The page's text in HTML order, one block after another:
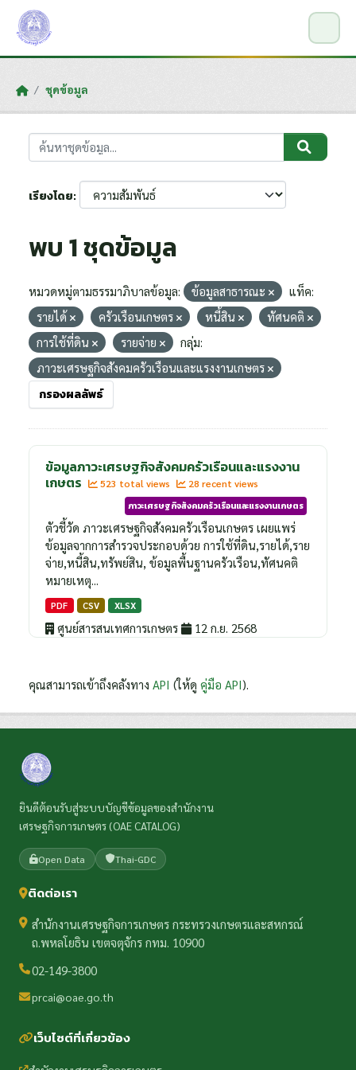
Skip to main content
ชุดข้อมูล
เรียงโดย
พบ 1 ชุดข้อมูล
หมวดหมู่ตามธรรมาภิบาลข้อมูล: ข้อมูลสาธารณะ
แท็ค:
รายได้
ครัวเรือนเกษตร หนี้สิน
ทัศนคติ
การใช้ที่ดิน
รายจ่าย
กลุ่ม:
ภาวะเศรษฐกิจสังคมครัวเรือนและแรงงานเกษตร
กรองผลลัพธ์
ข้อมูลภาวะเศรษฐกิจสังคมครัวเรือนและแรงงาน
เกษตร
523 total views
28 recent views
ภาวะเศรษฐกิจสังคมครัวเรือนและแรงงานเกษตร
ตัวชี้วัด ภาวะเศรษฐกิจสังคมครัวเรือนเกษตร เผยแพร่
ข้อมูลจากการสำรวจประกอบด้วย การใช้ที่ดิน,รายได้,ราย
จ่าย,หนี้สิน,ทรัพย์สิน, ข้อมูลพื้นฐานครัวเรือน,ทัศนคติ
หมายเหตุ...
PDF CSV XLSX
ศูนย์สารสนเทศการเกษตร 12 ก.ย. 2568
คุณสามารถเข้าถึงคลังทาง API (ให้ดู คู่มือ API).
ยินดีต้อนรับสู่ระบบบัญชีข้อมูลของสำนักงาน
เศรษฐกิจการเกษตร (OAE CATALOG)
Open Data Thai-GDC
ติดต่อเรา
สำนักงานเศรษฐกิจการเกษตร กระทรวงเกษตรและสหกรณ์
ถ.พหลโยธิน เขตจตุจักร กทม. 10900
02-149-3800
prcai@oae.go.th
เว็บไซต์ที่เกี่ยวข้อง